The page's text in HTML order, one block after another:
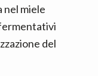
nel miele
del